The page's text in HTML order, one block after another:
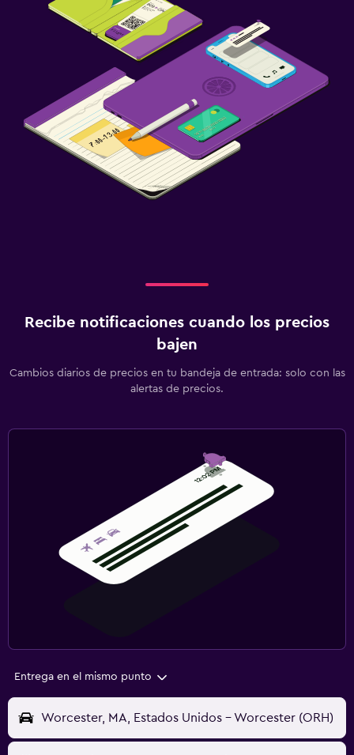
Recibe notificaciones cuando los precios
bajen
Cambios diarios de precios en tu bandeja de entrada: solo con las
alertas de precios.
Entrega en el mismo punto
Worcester, MA, Estados Unidos - Worcester (ORH)